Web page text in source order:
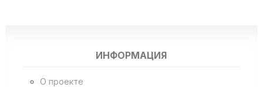
ИНФОРМАЦИЯ
О проекте